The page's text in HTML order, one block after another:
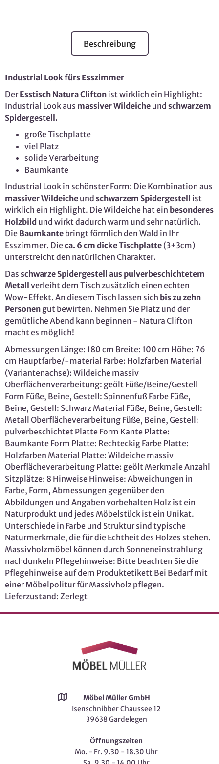
Beschreibung
Industrial Look fürs Esszimmer
DerEsstisch Natura Clifton ist wirklich ein Highlight:
Industrial Look aus massiver Wildeiche und schwarzem
Spidergestell.
große Tischplatte
viel Platz
solide Verarbeitung
Baumkante
Industrial Look in schönster Form: Die Kombination aus
massiver Wildeiche und schwarzem Spidergestell ist
wirklich ein Highlight. Die Wildeiche hat ein besonderes
Holzbild und wirkt dadurch warm und sehr natürlich.
Die Baumkante bringt förmlich den Wald in Ihr
Esszimmer. Dieca. 6 cm dicke Tischplatte (3+3cm)
unterstreicht den natürlichen Charakter.
Das schwarze Spidergestell aus pulverbeschichtetem
Metall verleiht dem Tisch zusätzlich einen echten
Wow-Effekt. An diesem Tisch lassen sich bis zu zehn
Personen gut bewirten. Nehmen Sie Platz und der
gemütliche Abend kann beginnen - Natura Clifton
macht es möglich!
Abmessungen Länge: 180 cm Breite: 100 cm Höhe: 76
cm Hauptfarbe/-material Farbe: Holzfarben Material
(Variantenachse): Wildeiche massiv
Oberflächenverarbeitung: geölt Füße/Beine/Gestell
Form Füße, Beine, Gestell: Spinnenfuß Farbe Füße,
Beine, Gestell: Schwarz Material Füße, Beine, Gestell:
Metall Oberflächeverarbeitung Füße, Beine, Gestell:
pulverbeschichtet Platte Form Kante Platte:
Baumkante Form Platte: Rechteckig Farbe Platte:
Holzfarben Material Platte: Wildeiche massiv
Oberflächeverarbeitung Platte: geölt Merkmale Anzahl
Sitzplätze: 8 Hinweise Hinweise: Abweichungen in
Farbe, Form, Abmessungen gegenüber den
Abbildungen und Angaben vorbehalten Holz ist ein
Naturprodukt und jedes Möbelstück ist ein Unikat.
Unterschiede in Farbe und Struktur sind typische
Naturmerkmale, die für die Echtheit des Holzes stehen.
Massivholzmöbel können durch Sonneneinstrahlung
nachdunkeln Pflegehinweise: Bitte beachten Sie die
Pflegehinweise auf dem Produktetikett Bei Bedarf mit
einer Möbelpolitur für Massivholz pflegen.
Lieferzustand: Zerlegt
Möbel Müller GmbH
Isenschnibber Chaussee 12
39638 Gardelegen
Öffnungszeiten
Mo. - Fr. 9.30 - 18.30 Uhr